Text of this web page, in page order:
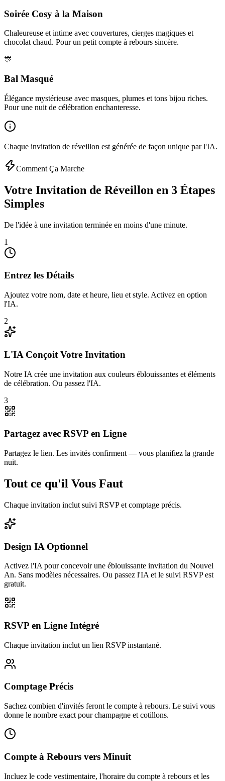
Soirée Cosy à la Maison
Chaleureuse et intime avec couvertures, cierges magiques et
chocolat chaud. Pour un petit compte à rebours sincère.
🎊
Bal Masqué
Élégance mystérieuse avec masques, plumes et tons bijou riches.
Pour une nuit de célébration enchanteresse.
Chaque invitation de réveillon est générée de façon unique par l'IA.
Comment Ça Marche
Votre Invitation de Réveillon en 3 Étapes
Simples
De l'idée à une invitation terminée en moins d'une minute.
1
Entrez les Détails
Ajoutez votre nom, date et heure, lieu et style. Activez en option
l'IA.
2
L'IA Conçoit Votre Invitation
Notre IA crée une invitation aux couleurs éblouissantes et éléments
de célébration. Ou passez l'IA.
3
Partagez avec RSVP en Ligne
Partagez le lien. Les invités confirment — vous planifiez la grande
nuit.
Tout ce qu'il Vous Faut
Chaque invitation inclut suivi RSVP et comptage précis.
Design IA Optionnel
Activez l'IA pour concevoir une éblouissante invitation du Nouvel
An. Sans modèles nécessaires. Ou passez l'IA et le suivi RSVP est
gratuit.
RSVP en Ligne Intégré
Chaque invitation inclut un lien RSVP instantané.
Comptage Précis
Sachez combien d'invités feront le compte à rebours. Le suivi vous
donne le nombre exact pour champagne et cotillons.
Compte à Rebours vers Minuit
Incluez le code vestimentaire, l'horaire du compte à rebours et les